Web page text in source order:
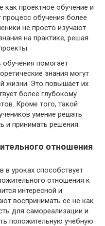
проектное обучение и
процесс обучения более
не просто изучают
на практике, решая
обучения помогает
знания могут
жизни. Это повышает их
более глубокому
Кроме того, такой
умение решать
и принимать решения.
отношения
уроках способствует
отношения к
интересной и
воспринимать ее не как
для самореализации и
положительную учебную